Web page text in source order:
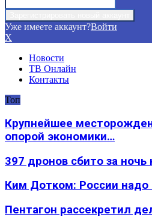
Уже имеете аккаунт?Войти
X
Новости
ТВ Онлайн
Контакты
Топ
Крупнейшее
опорой экономики…
397 дронов сбито за ночь
Ким Дотком: России надо
Пентагон рассекретил